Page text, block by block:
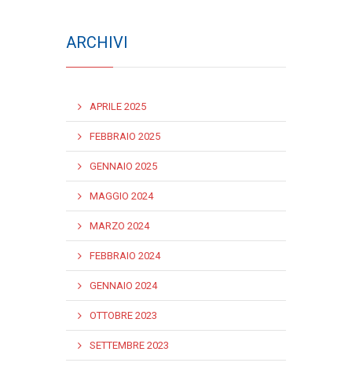
ARCHIVI
APRILE 2025
FEBBRAIO 2025
GENNAIO 2025
MAGGIO 2024
MARZO 2024
FEBBRAIO 2024
GENNAIO 2024
OTTOBRE 2023
SETTEMBRE 2023